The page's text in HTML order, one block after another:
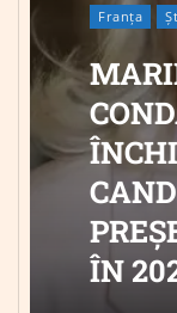
Franța
ÎN